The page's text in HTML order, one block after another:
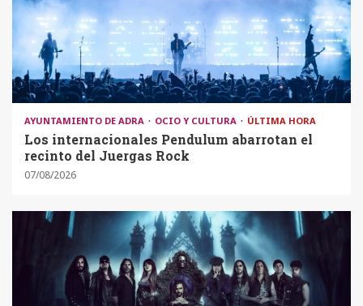
AYUNTAMIENTO DE ADRA OCIO Y CULTURA ÚLTIMA HORA
Los internacionales Pendulum abarrotan el
recinto del Juergas Rock
07/08/2026